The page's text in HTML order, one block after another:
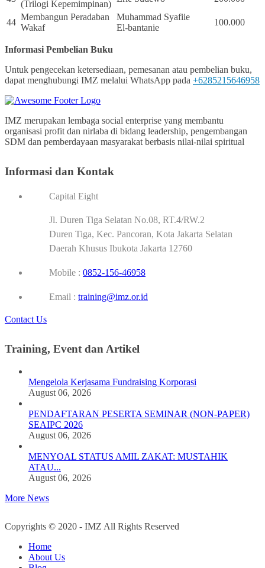
(Trilogi Kepemimpinan)
44
Membangun Peradaban
Wakaf
Muhammad Syafiie
El-bantanie
100.000
Informasi Pembelian Buku
Untuk pengecekan ketersediaan, pemesanan atau pembelian buku,
dapat menghubungi IMZ melalui WhatsApp pada +6285215646958
IMZ merupakan lembaga social enterprise yang membantu
organisasi profit dan nirlaba di bidang leadership, pengembangan
SDM dan pemberdayaan masyarakat berbasis nilai-nilai spiritual
Informasi dan Kontak
Capital Eight
Jl. Duren Tiga Selatan No.08, RT.4/RW.2
Duren Tiga, Kec. Pancoran, Kota Jakarta Selatan
Daerah Khusus Ibukota Jakarta 12760
Mobile : 0852-156-46958
Email : training@imz.or.id
Contact Us
Training, Event dan Artikel
Mengelola Kerjasama Fundraising Korporasi
August 06, 2026
PENDAFTARAN PESERTA SEMINAR (NON-PAPER)
SEAIPC 2026
August 06, 2026
MENYOAL STATUS AMIL ZAKAT: MUSTAHIK
ATAU...
August 06, 2026
More News
Copyrights © 2020 - IMZ All Rights Reserved
Home
About Us